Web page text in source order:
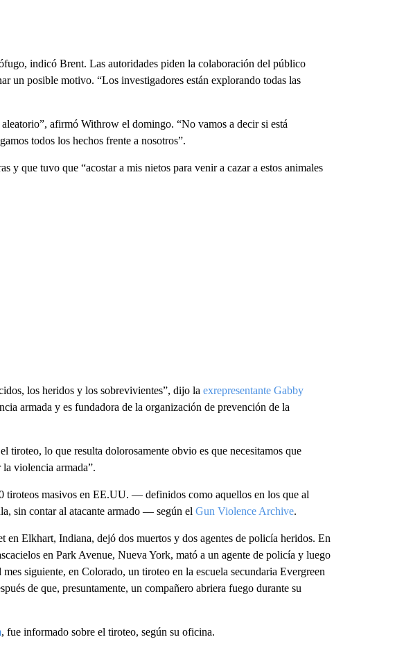
indicó Brent. Las autoridades piden la colaboración del público
un posible motivo. “Los investigadores están explorando todas las
afirmó Withrow el domingo. “No vamos a decir si está
todos los hechos frente a nosotros”.
y que tuvo que “acostar a mis nietos para venir a cazar a estos animales
los heridos y los sobrevivientes”, dijo la exrepresentante Gabby
armada y es fundadora de la organización de prevención de la
tiroteo, lo que resulta dolorosamente obvio es que necesitamos que
la violencia armada”.
tiroteos masivos en EE.UU. — definidos como aquellos en los que al
sin contar al atacante armado — según el Gun Violence Archive.
en Elkhart, Indiana, dejó dos muertos y dos agentes de policía heridos. En
en Park Avenue, Nueva York, mató a un agente de policía y luego
siguiente, en Colorado, un tiroteo en la escuela secundaria Evergreen
de que, presuntamente, un compañero abriera fuego durante su
, fue informado sobre el tiroteo, según su oficina.